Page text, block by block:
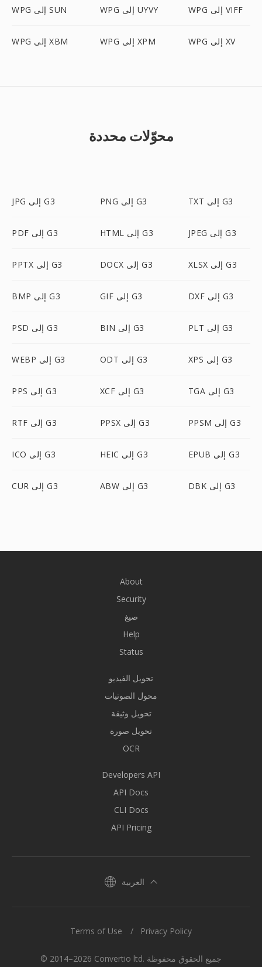
WPG إلى SUN WPG إلى UYVY WPG إلى VIFF
WPG إلى XBM WPG إلى XPM WPG إلى XV
محوّلات محددة
JPG إلى G3 PNG إلى G3 TXT إلى G3
PDF إلى G3 HTML إلى G3 JPEG إلى G3
PPTX إلى G3 DOCX إلى G3 XLSX إلى G3
BMP إلى G3 GIF إلى G3 DXF إلى G3
PSD إلى G3 BIN إلى G3 PLT إلى G3
WEBP إلى G3 ODT إلى G3 XPS إلى G3
PPS إلى G3 XCF إلى G3 TGA إلى G3
RTF إلى G3 PPSX إلى G3 PPSM إلى G3
ICO إلى G3 HEIC إلى G3 EPUB إلى G3
CUR إلى G3 ABW إلى G3 DBK إلى G3
About
Security
صيغ
Help
Status
تحويل الفيديو
محول الصوتيات
تحويل وثيقة
تحويل صورة
OCR
Developers API
API Docs
CLI Docs
API Pricing
العربية
© 2014–2026 Convertio ltd. جميع الحقوق محفوظة
Terms of Use Privacy Policy